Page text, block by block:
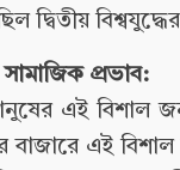
দ্বিতীয়
প্রভাব:
এই বিশাল
বাজারে এই